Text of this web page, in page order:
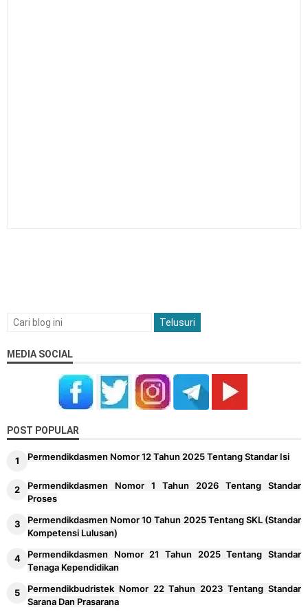
MEDIA SOCIAL
POST POPULAR
Permendikdasmen Nomor 12 Tahun 2025 Tentang Standar Isi
Permendikdasmen Nomor 1 Tahun 2026 Tentang Standar
Proses
Permendikdasmen Nomor 10 Tahun 2025 Tentang SKL (Standar
Kompetensi Lulusan)
Permendikdasmen Nomor 21 Tahun 2025 Tentang Standar
Tenaga Kependidikan
Permendikbudristek Nomor 22 Tahun 2023 Tentang Standar
Sarana Dan Prasarana